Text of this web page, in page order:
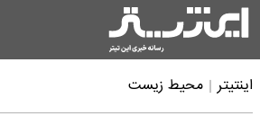
اینتیتر محیط زیست